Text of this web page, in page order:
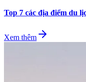
Top 7 các địa điểm du
Xem thêm